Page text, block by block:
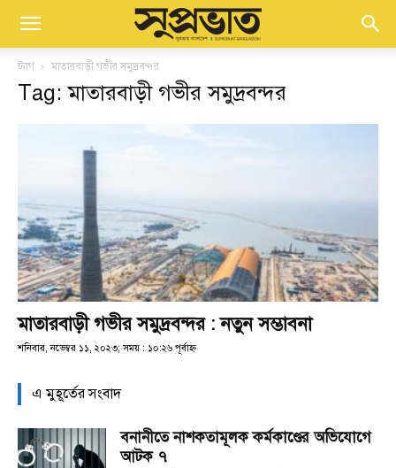
ট্যাগ মাতারবাড়ী গভীর সমুদ্রবন্দর
Tag: মাতারবাড়ী গভীর সমুদ্রবন্দর
মাতারবাড়ী গভীর সমুদ্রবন্দর : নতুন সম্ভাবনা
শনিবার, নভেম্বর ১১, ২০২৩; সময় : ১০:২৬ পূর্বাহ্ণ
এ মুহূর্তের সংবাদ
বনানীতে নাশকতামূলক কর্মকাণ্ডের অভিযোগে
আটক ৭